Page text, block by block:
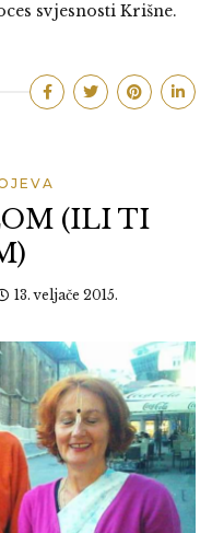
svjesnosti Krišne.
(ILI TI
13. veljače 2015.